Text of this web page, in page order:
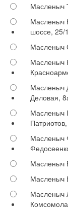
Масленыч
Масленыч
шоссе, 25/
Масленыч
Масленыч
Масленыч
Деловая,
Масленыч
Масленыч
Масленыч
Масленыч
Масленыч